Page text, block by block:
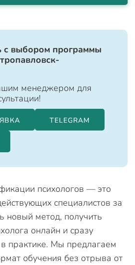
с выбором программы
менеджером для
TELEGRAM
психологов — это
специалистов за
новый метод, получить
онлайн и сразу
практике. Мы предлагаем
обучения без отрыва от